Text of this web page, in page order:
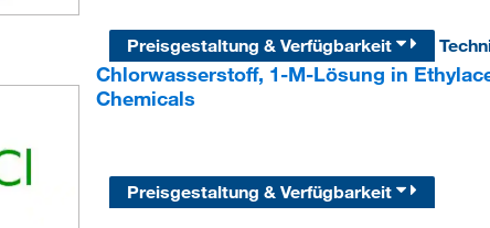
Preisgestaltung & Verfügbarkeit
Chlorwasserstoff, 1-M-Lösung in
Chemicals
Preisgestaltung & Verfügbarkeit